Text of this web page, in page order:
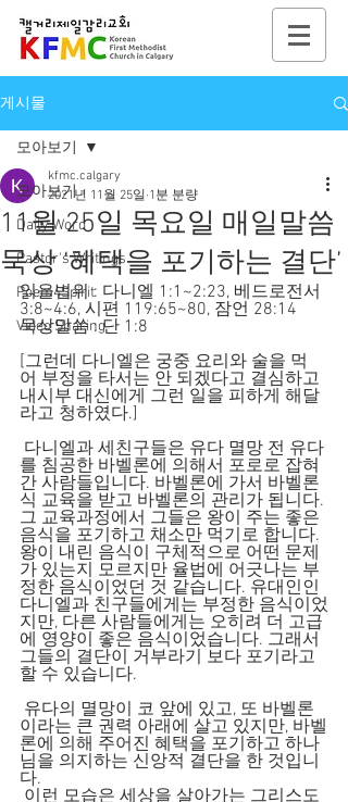
게시물
모아보기
Daily Word
Pastor's Writings
Poem4Spirit
Video Sharing
모아보기
11월 25일 목요일 매일말씀
묵상 ‘혜택을 포기하는 결단’
kfmc.calgary
2021년 11월 25일 1분 분량
읽을범위 : 다니엘 1:1~2:23, 베드로전서
3:8~4:6, 시편 119:65~80, 잠언 28:14
묵상말씀 : 단 1:8
[그런데 다니엘은 궁중 요리와 술을 먹
어 부정을 타서는 안 되겠다고 결심하고
내시부 대신에게 그런 일을 피하게 해달
라고 청하였다.]
를 침공한 바벨론에 의해서 포로로 잡혀
간 사람들입니다. 바벨론에 가서 바벨론
식 교육을 받고 바벨론의 관리가 됩니다.
그 교육과정에서 그들은 왕이 주는 좋은
음식을 포기하고 채소만 먹기로 합니다.
왕이 내린 음식이 구체적으로 어떤 문제
가 있는지 모르지만 율법에 어긋나는 부
정한 음식이었던 것 같습니다. 유대인인
다니엘과 친구들에게는 부정한 음식이었
지만, 다른 사람들에게는 오히려 더 고급
에 영양이 좋은 음식이었습니다. 그래서
그들의 결단이 거부라기 보다 포기라고
할 수 있습니다.
이라는 큰 권력 아래에 살고 있지만, 바벨
론에 의해 주어진 혜택을 포기하고 하나
님을 의지하는 신앙적 결단을 한 것입니
다.